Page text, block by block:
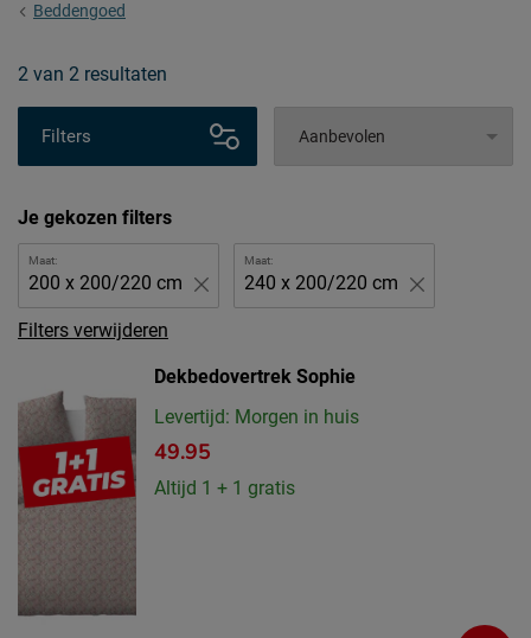
Beddengoed
2 van 2 resultaten
Filters
Je gekozen filters
Filters verwijderen
Maat:
200 x 200/220 cm
Maat:
240 x 200/220 cm
Dekbedovertrek Sophie
Levertijd: Morgen in huis
49.95
Altijd 1 + 1 gratis